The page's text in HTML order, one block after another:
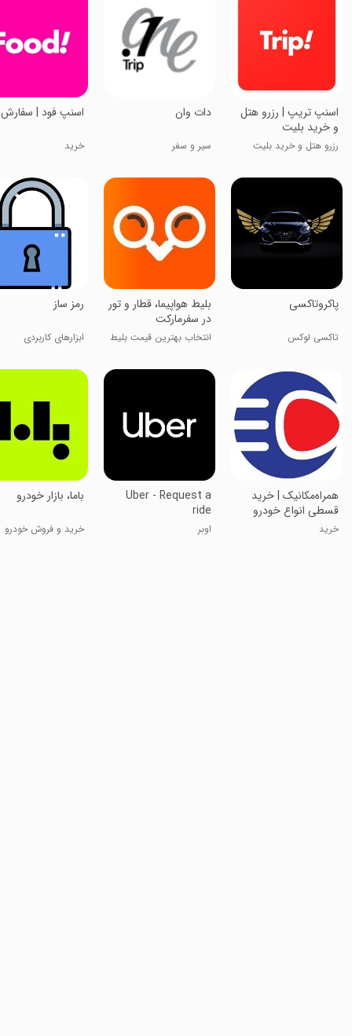
‏اسنپ تریپ | رزرو هتل
و خرید بلیت
رزرو هتل و خرید بلیت
‏‏‏‏دات وان
سیر و سفر
‏اسنپ فود | سفارش
خرید
پاکروتاکسی
تاکسی لوکس
بلیط هواپیما، قطار و تور
در سفرمارکت
انتخاب بهترین قیمت بلیط
رمز ساز
ابزارهای کاربردی
‏همراه‌مکانیک | ‏خرید
قسطی انواع خودرو
خرید
Uber - Request a
ride
اوبر
باما، بازار خودرو
خرید و فروش خودرو